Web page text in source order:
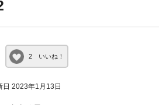
2 いいね！
2023年1月13日